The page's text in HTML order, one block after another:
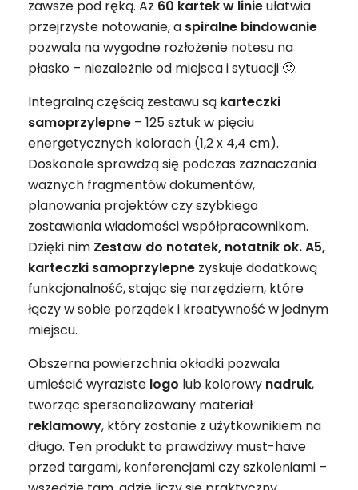
zawsze pod ręką. Aż 60 kartek w linieułatwia
przejrzyste notowanie, a spiralne bindowanie
pozwala na wygodne rozłożenie notesu na
płasko – niezależnie od miejsca i sytuacji 🙂.
Integralną częścią zestawu są karteczki
samoprzylepne – 125 sztuk w pięciu
energetycznych kolorach (1,2 x 4,4 cm).
Doskonale sprawdzą się podczas zaznaczania
ważnych fragmentów dokumentów,
planowania projektów czy szybkiego
zostawiania wiadomości współpracownikom.
Dzięki nim Zestaw do notatek, notatnik ok. A5,
karteczki samoprzylepne zyskuje dodatkową
funkcjonalność, stając się narzędziem, które
łączy w sobie porządek i kreatywność w jednym
miejscu.
Obszerna powierzchnia okładki pozwala
umieścić wyraziste logo lub kolorowy nadruk,
tworząc spersonalizowany materiał
reklamowy, który zostanie z użytkownikiem na
długo. Ten produkt to prawdziwy must-have
przed targami, konferencjami czy szkoleniami –